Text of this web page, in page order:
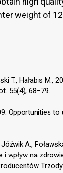
weight of
T., Hałabis M.,
55(4), 68–79.
Opportunities
Jóźwik A.,
wpływ na
Trzody